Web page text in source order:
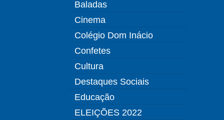
Baladas
Cinema
Colégio Dom Inácio
Confetes
Cultura
Destaques Sociais
Educação
ELEIÇÕES 2022